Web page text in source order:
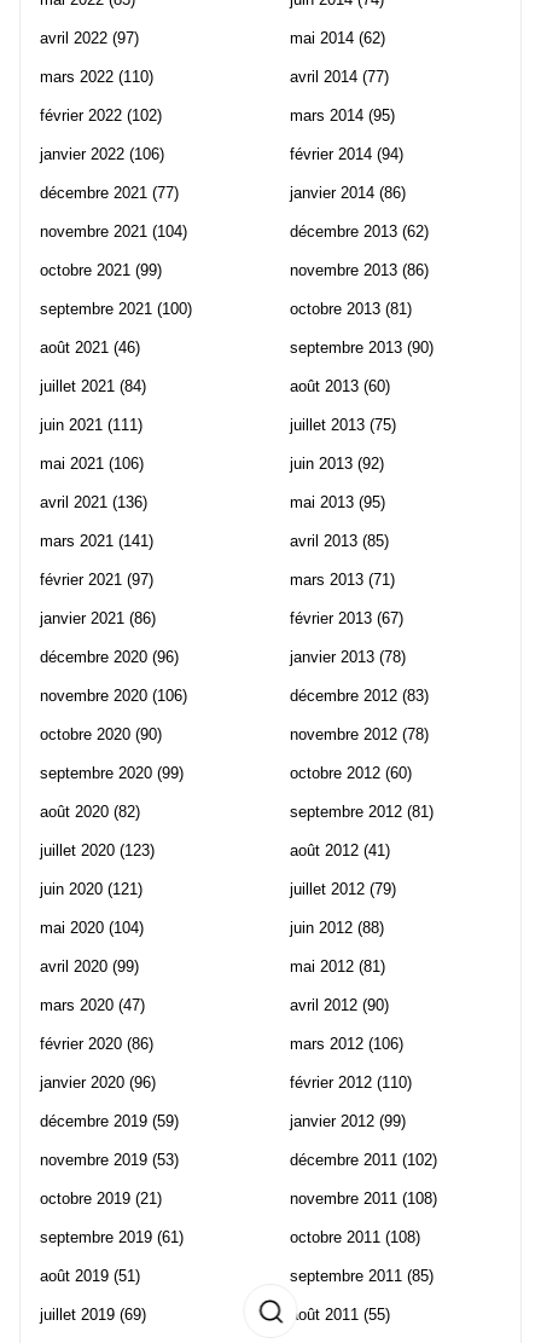
avril 2022 (97)
mars 2022 (110)
février 2022 (102)
janvier 2022 (106)
décembre 2021 (77)
novembre 2021 (104)
octobre 2021 (99)
septembre 2021 (100)
août 2021 (46)
juillet 2021 (84)
juin 2021 (111)
mai 2021 (106)
avril 2021 (136)
mars 2021 (141)
février 2021 (97)
janvier 2021 (86)
décembre 2020 (96)
novembre 2020 (106)
octobre 2020 (90)
septembre 2020 (99)
août 2020 (82)
juillet 2020 (123)
juin 2020 (121)
mai 2020 (104)
avril 2020 (99)
mars 2020 (47)
février 2020 (86)
janvier 2020 (96)
décembre 2019 (59)
novembre 2019 (53)
octobre 2019 (21)
septembre 2019 (61)
août 2019 (51)
juillet 2019 (69)
mai 2014 (62)
avril 2014 (77)
mars 2014 (95)
février 2014 (94)
janvier 2014 (86)
décembre 2013 (62)
novembre 2013 (86)
octobre 2013 (81)
septembre 2013 (90)
août 2013 (60)
juillet 2013 (75)
juin 2013 (92)
mai 2013 (95)
avril 2013 (85)
mars 2013 (71)
février 2013 (67)
janvier 2013 (78)
décembre 2012 (83)
novembre 2012 (78)
octobre 2012 (60)
septembre 2012 (81)
août 2012 (41)
juillet 2012 (79)
juin 2012 (88)
mai 2012 (81)
avril 2012 (90)
mars 2012 (106)
février 2012 (110)
janvier 2012 (99)
décembre 2011 (102)
novembre 2011 (108)
octobre 2011 (108)
septembre 2011 (85)
août 2011 (55)